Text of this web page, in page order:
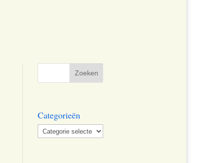
Categorieën
Categorieën